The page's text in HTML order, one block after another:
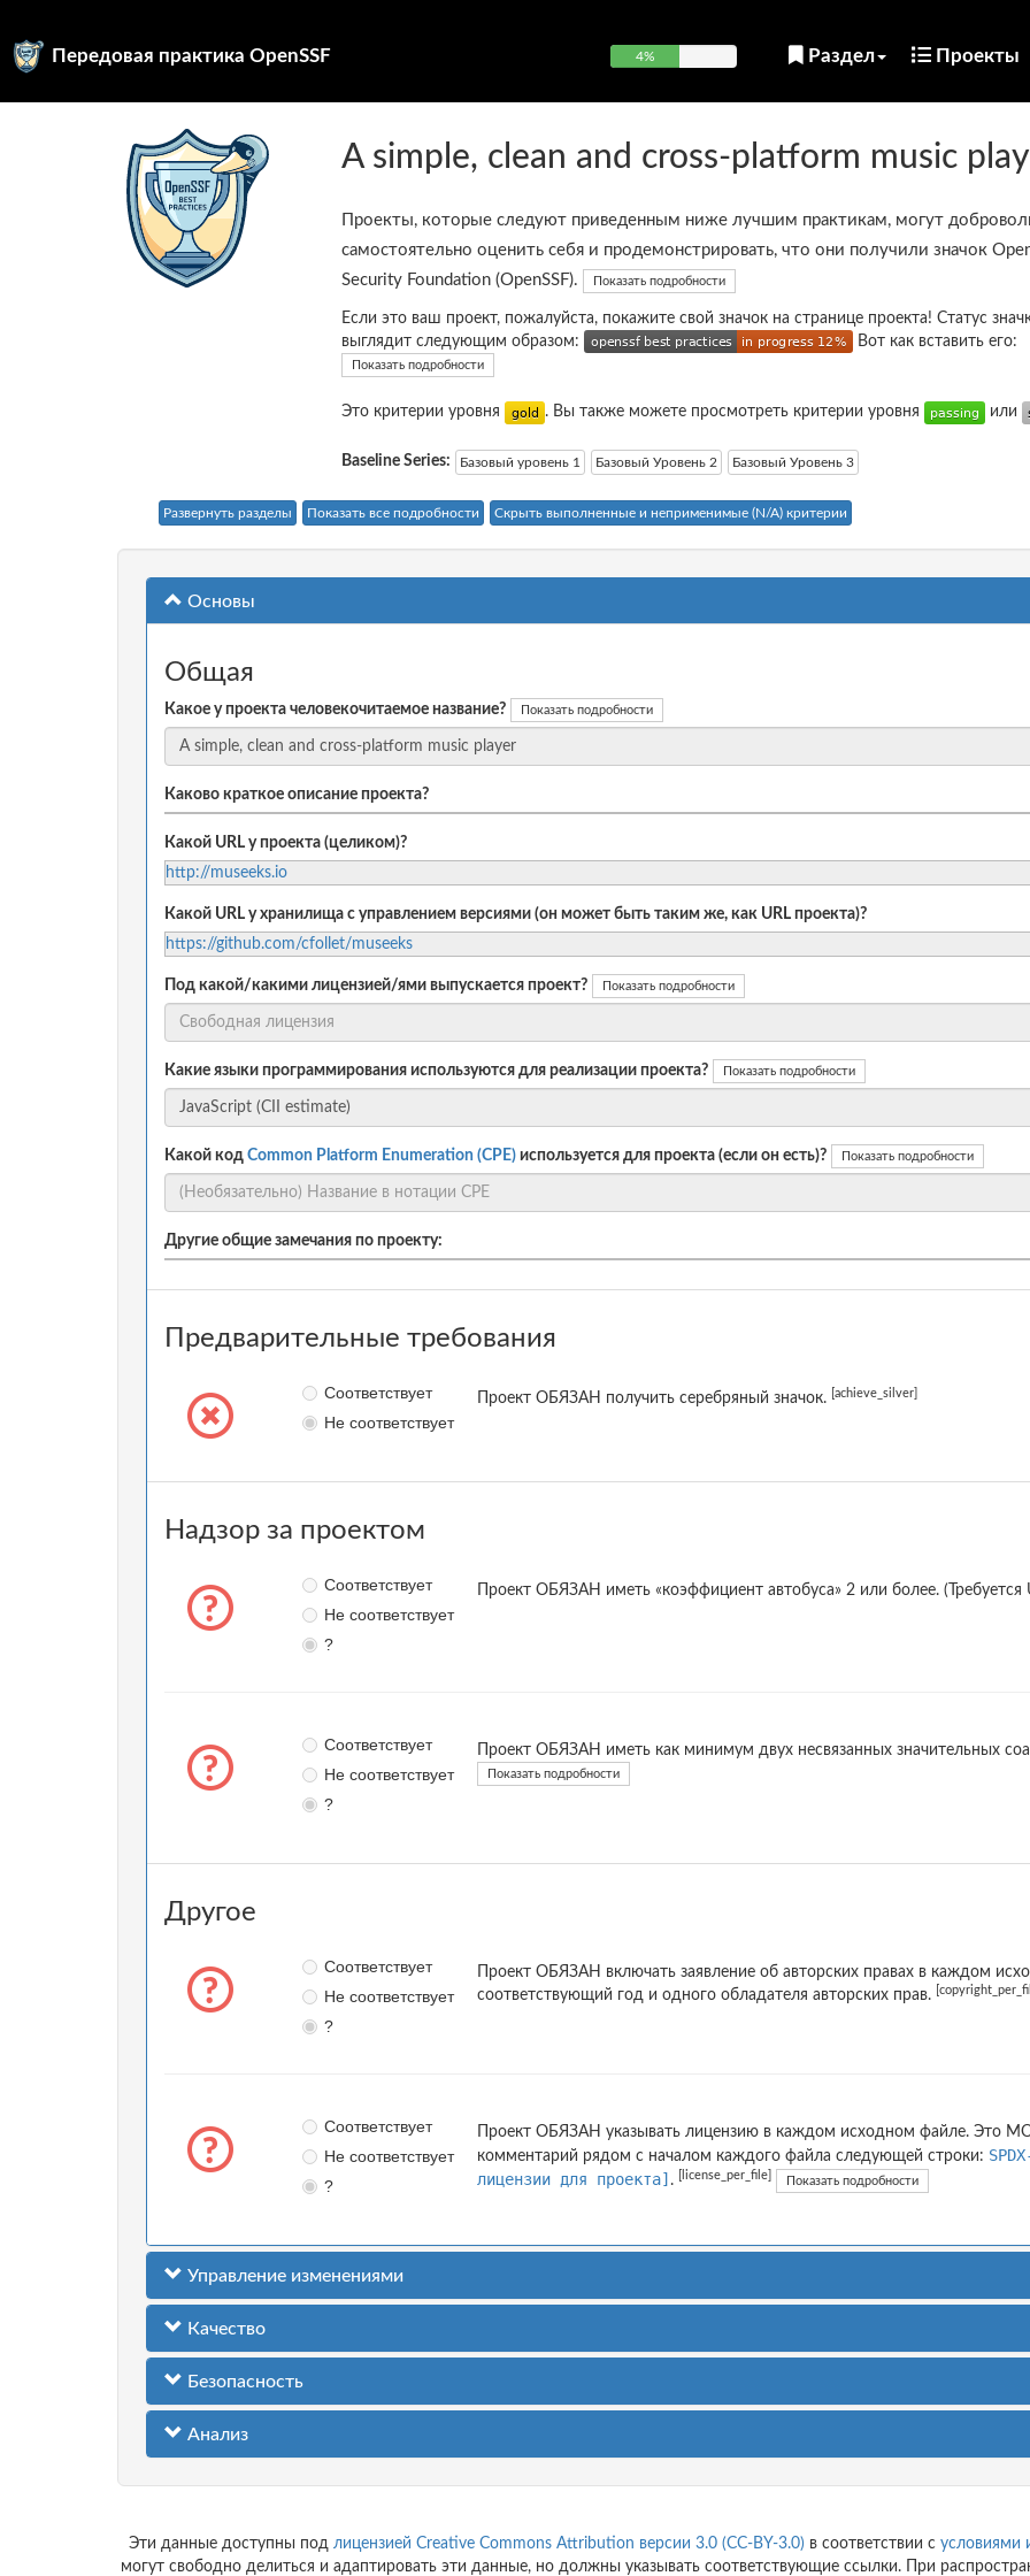
Передовая практика OpenSSF 4% Раздел Проекты
A simple, clean and cross-platform music
Проекты, которые следуют приведенным ниже лучшим практикам, могут
самостоятельно оценить себя и продемонстрировать, что они получили значок
Security Foundation (OpenSSF).
Показать подробности
Если это ваш проект, пожалуйста, покажите свой значок на странице проекта! Статус
выглядит следующим образом:
Вот как вставить его:
Показать подробности
Это критерии уровня . Вы также можете просмотреть критерии уровня или
Baseline Series: Базовый уровень 1 Базовый Уровень 2 Базовый Уровень 3
Развернуть разделы Показать все подробности Скрыть выполненные и неприменимые (N/A) критерии
Основы
Общая
Какое у проекта человекочитаемое название? Показать подробности
Каково краткое описание проекта?
Какой URL у проекта (целиком)?
http://museeks.io
Какой URL у хранилища с управлением версиями (он может быть таким же, как URL проекта)?
https://github.com/cfollet/museeks
Под какой/какими лицензией/ями выпускается проект? Показать подробности
Какие языки программирования используются для реализации проекта? Показать подробности
Какой код Common Platform Enumeration (CPE) используется для проекта (если он есть)? Показать подробности
Другие общие замечания по проекту:
Предварительные требования
Соответствует
Не соответствует
Проект ОБЯЗАН получить серебряный значок. [achieve_silver]
Надзор за проектом
Соответствует
Не соответствует
?
Проект ОБЯЗАН иметь «коэффициент автобуса» 2 или более. (Требуется
Соответствует
Не соответствует
?
Проект ОБЯЗАН иметь как минимум двух несвязанных значительных
Показать подробности
Другое
Соответствует
Не соответствует
?
Проект ОБЯЗАН включать заявление об авторских правах в каждом
соответствующий год и одного обладателя авторских прав.
Соответствует
Не соответствует
?
Проект ОБЯЗАН указывать лицензию в каждом исходном файле. Это
комментарий рядом с началом каждого файла следующей строки:
лицензии для проекта] . [license_per_file] Показать подробности
Управление изменениями
Качество
Безопасность
Анализ
Эти данные доступны под лицензией Creative Commons Attribution версии 3.0 (CC-BY-3.0) в соответствии с условиями
могут свободно делиться и адаптировать эти данные, но должны указывать соответствующие ссылки. При